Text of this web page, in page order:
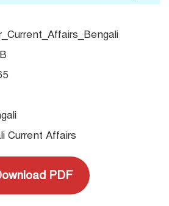
Current Affairs
PDF